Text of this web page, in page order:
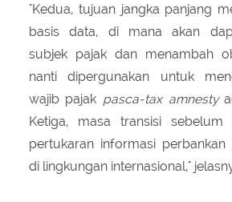
"Kedua, tujuan jangka panjang
basis data, di mana akan
subjek pajak dan menambah
nanti dipergunakan untuk
wajib pajak pasca-tax amnesty
Ketiga, masa transisi sebelum
pertukaran informasi
di lingkungan internasional,"